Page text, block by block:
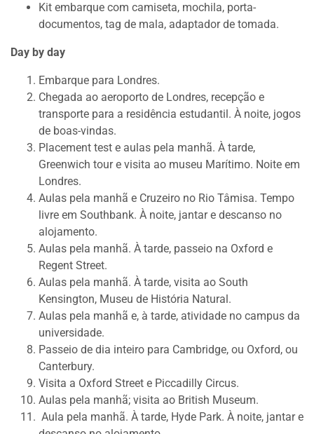
Kit embarque com camiseta, mochila, porta-
documentos, tag de mala, adaptador de tomada.
Day by day
Embarque para Londres.
Chegada ao aeroporto de Londres, recepção e
transporte para a residência estudantil. À noite, jogos
de boas-vindas.
Placement test e aulas pela manhã. À tarde,
Greenwich tour e visita ao museu Marítimo. Noite em
Londres.
Aulas pela manhã e Cruzeiro no Rio Tâmisa. Tempo
livre em Southbank. À noite, jantar e descanso no
alojamento.
Aulas pela manhã. À tarde, passeio na Oxford e
Regent Street.
Aulas pela manhã. À tarde, visita ao South
Kensington, Museu de História Natural.
Aulas pela manhã e, à tarde, atividade no campus da
universidade.
Passeio de dia inteiro para Cambridge, ou Oxford, ou
Canterbury.
Visita a Oxford Street e Piccadilly Circus.
Aulas pela manhã; visita ao British Museum.
Aula pela manhã. À tarde, Hyde Park. À noite, jantar e